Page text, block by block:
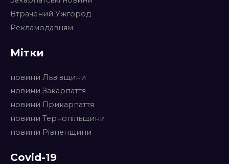
Втрачений Ужгород
Рекламодавцям
Мітки
новини Львівщини
новини Закарпаття
новини Прикарпаття
новини Тернопільщини
новини Рівненщини
Covid-19